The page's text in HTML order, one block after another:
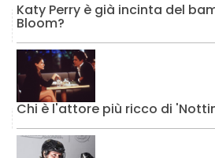
Katy Perry è già incinta del
Bloom?
Chi è l'attore più ricco di